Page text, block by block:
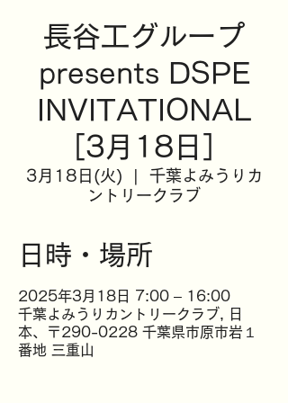
長谷工グループ
presents DSPE
INVITATIONAL
［3月18日］
3月18日(火)
千葉よみうりカ
ントリークラブ
日時・場所
2025年3月18日 7:00 – 16:00
千葉よみうりカントリークラブ, 日
本、〒290-0228 千葉県市原市岩１
番地 三重山